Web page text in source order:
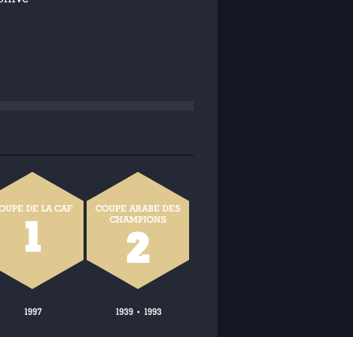
DE LA CAF
1
1997
COUPE ARABE DES
CHAMPIONS
2
1939• 1993